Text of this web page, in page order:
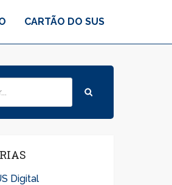
CARTÃO DO SUS
Digital